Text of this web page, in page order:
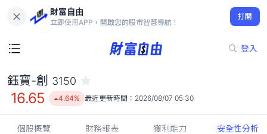
財富自由
立即使用APP，開啟您的股市智慧導航！
打開
登入
16.65
4.64%
鈺寶-創 3150
16.65 4.64% 最近更新時間： 2026/08/07 05:30
個股概覽 財務報表 獲利能力 安全性分析